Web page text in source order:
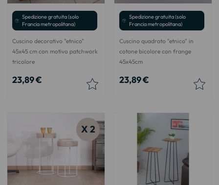
Spedizione gratuita (solo
Francia metropolitana)
Cuscino decorativo "etnico"
45x45 cm con motivo patchwork
tricolore
23,89 €
Spedizione gratuita (solo
Francia metropolitana)
Cuscino quadrato "etnico" in
cotone bicolore con frange
45x45cm
23,89 €
X 2